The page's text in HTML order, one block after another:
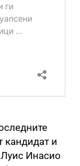
кандидат и
Инасио